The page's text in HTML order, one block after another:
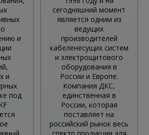
и
и
под
сегодняшний момент
является одним из
ведущих
производителей
кабеленесущих систем
и электрощитового
оборудования в
России и Европе.
Компания ДКС,
единственная в
России, которая
поставляет на
российский рынок весь